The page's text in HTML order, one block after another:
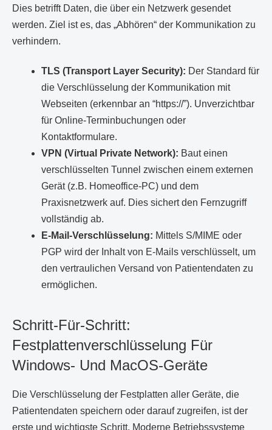
Dies betrifft Daten, die über ein Netzwerk gesendet
werden. Ziel ist es, das „Abhören“ der Kommunikation zu
verhindern.
TLS (Transport Layer Security): Der Standard für
die Verschlüsselung der Kommunikation mit
Webseiten (erkennbar an “https://”). Unverzichtbar
für Online-Terminbuchungen oder
Kontaktformulare.
VPN (Virtual Private Network): Baut einen
verschlüsselten Tunnel zwischen einem externen
Gerät (z.B. Homeoffice-PC) und dem
Praxisnetzwerk auf. Dies sichert den Fernzugriff
vollständig ab.
E-Mail-Verschlüsselung: Mittels S/MIME oder
PGP wird der Inhalt von E-Mails verschlüsselt, um
den vertraulichen Versand von Patientendaten zu
ermöglichen.
Schritt-Für-Schritt:
Festplattenverschlüsselung Für
Windows- Und MacOS-Geräte
Die Verschlüsselung der Festplatten aller Geräte, die
Patientendaten speichern oder darauf zugreifen, ist der
erste und wichtigste Schritt. Moderne Betriebssysteme